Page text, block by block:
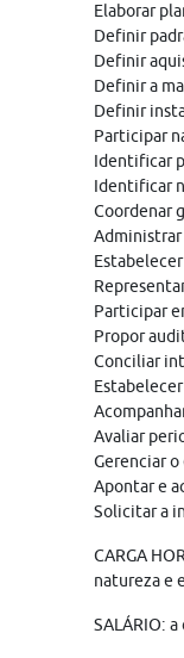
Elaborar
Definir
Definir
Definir a
Definir
Participar
Identificar
Identificar
Coordenar
Participar
Propor
Conciliar
Avaliar
Gerenciar
Apontar e
Solicitar a
CARGA
natureza e
SALÁRIO: